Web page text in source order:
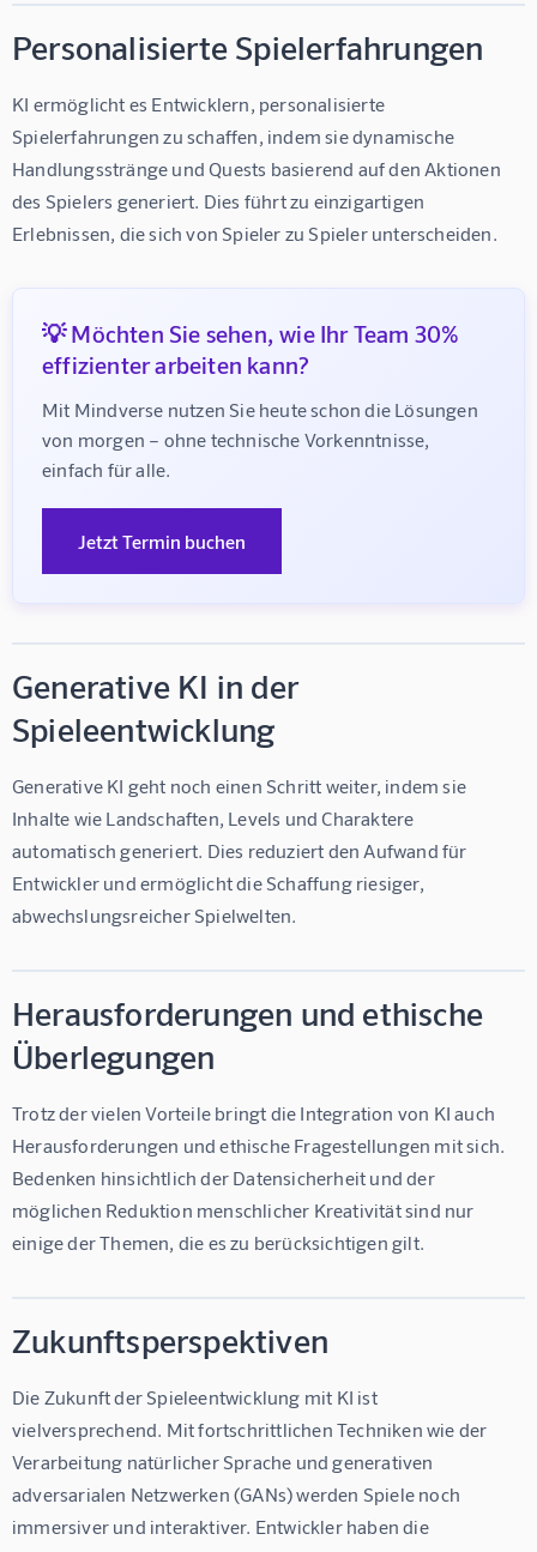
Personalisierte Spielerfahrungen
KI ermöglicht es Entwicklern, personalisierte
Spielerfahrungen zu schaffen, indem sie dynamische
Handlungsstränge und Quests basierend auf den Aktionen
des Spielers generiert. Dies führt zu einzigartigen
Erlebnissen, die sich von Spieler zu Spieler unterscheiden.
💡 Möchten Sie sehen, wie Ihr Team 30%
effizienter arbeiten kann?
Mit Mindverse nutzen Sie heute schon die Lösungen
von morgen – ohne technische Vorkenntnisse,
einfach für alle.
Jetzt Termin buchen
Generative KI in der
Spieleentwicklung
Generative KI geht noch einen Schritt weiter, indem sie
Inhalte wie Landschaften, Levels und Charaktere
automatisch generiert. Dies reduziert den Aufwand für
Entwickler und ermöglicht die Schaffung riesiger,
abwechslungsreicher Spielwelten.
Herausforderungen und ethische
Überlegungen
Trotz der vielen Vorteile bringt die Integration von KI auch
Herausforderungen und ethische Fragestellungen mit sich.
Bedenken hinsichtlich der Datensicherheit und der
möglichen Reduktion menschlicher Kreativität sind nur
einige der Themen, die es zu berücksichtigen gilt.
Zukunftsperspektiven
Die Zukunft der Spieleentwicklung mit KI ist
vielversprechend. Mit fortschrittlichen Techniken wie der
Verarbeitung natürlicher Sprache und generativen
adversarialen Netzwerken (GANs) werden Spiele noch
immersiver und interaktiver. Entwickler haben die